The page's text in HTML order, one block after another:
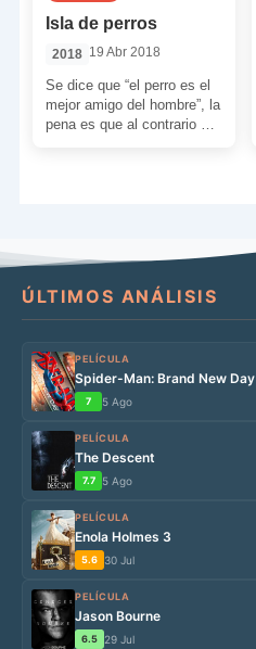
Isla de perros
2018 19 Abr 2018
Se dice que “el perro es el
mejor amigo del hombre”, la
pena es que al contrario no
ÚLTIMOS ANÁLISIS
PELÍCULA
Spider-Man: Brand New Day
7 5 Ago
PELÍCULA
The Descent
7.7 5 Ago
PELÍCULA
Enola Holmes 3
5.6 30 Jul
PELÍCULA
Jason Bourne
6.5 29 Jul